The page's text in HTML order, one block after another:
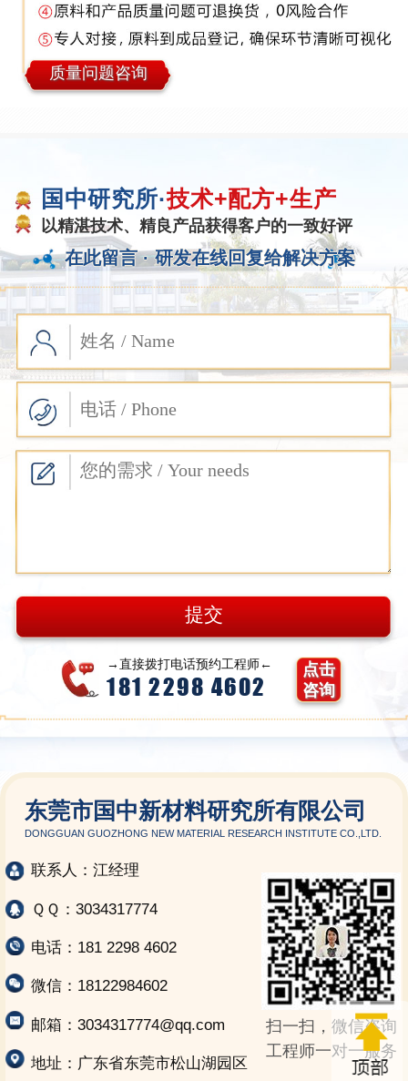
质量问题咨询
国中研究所·技术+配方+生产
以精湛技术、精良产品获得客户的一致好评
在此留言 · 研发在线回复给解决方案
→直接拨打电话预约工程师←
181 2298 4602
点击
咨询
东莞市国中新材料研究所有限公司
DONGGUAN GUOZHONG NEW MATERIAL RESEARCH INSTITUTE CO.,LTD.
联系人：江经理
ＱＱ：3034317774
电话：181 2298 4602
微信：18122984602
邮箱：3034317774@qq.com
地址：广东省东莞市松山湖园区
扫一扫，微信咨询
工程师一对一服务